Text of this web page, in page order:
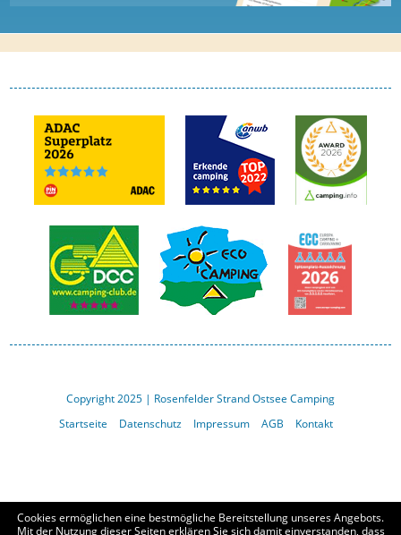
Copyright 2025 | Rosenfelder Strand Ostsee Camping
Startseite
Datenschutz Impressum AGB Kontakt
Cookies ermöglichen eine bestmögliche Bereitstellung unseres Angebots.
Mit der Nutzung dieser Seiten erklären Sie sich damit einverstanden, dass